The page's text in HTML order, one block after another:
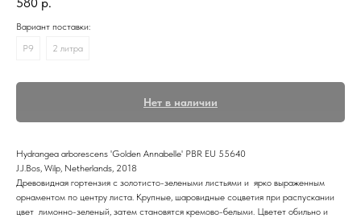
Вариант поставки:
P9
2 литра
Нет в наличии
Hydrangea arborescens 'Golden Annabelle' PBR EU 55640
J.J.Bos, Wilp, Netherlands, 2018
Древовидная гортензия с золотисто-зелеными листьями и ярко выраженным
орнаментом по центру листа. Крупные, шаровидные соцветия при распускании
цвет лимонно-зеленый, затем становятся кремово-белыми. Цветет обильно и